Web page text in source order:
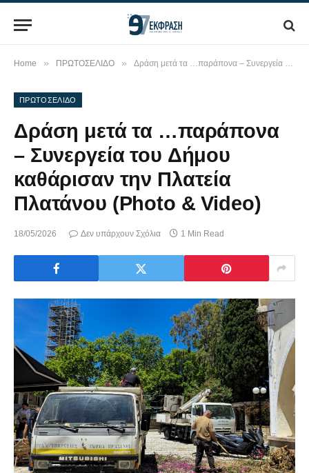
Home » ΠΡΩΤΟΣΕΛΙΔΟ » Δράση μετά τα …παράπονα – Συνεργεία του Δήμου καθάρισαν την Πλατεία Πλατάνου (Photo & Video)
ΠΡΩΤΟΣΕΛΙΔΟ
Δράση μετά τα …παράπονα
– Συνεργεία του Δήμου
καθάρισαν την Πλατεία
Πλατάνου (Photo & Video)
18/05/2026 Δεν υπάρχουν Σχόλια 1 Min Read